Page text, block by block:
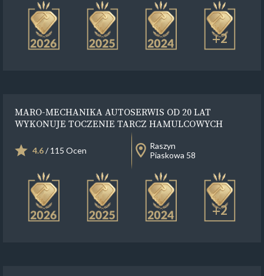
+2
MARO-MECHANIKA AUTOSERWIS OD 20 LAT
WYKONUJE TOCZENIE TARCZ HAMULCOWYCH
4.6/ 115 Ocen
Raszyn
Piaskowa 58
+2